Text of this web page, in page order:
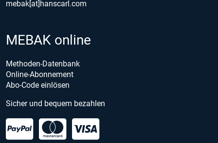
mebak[at]hanscarl.com
MEBAK online
Methoden-Datenbank
Online-Abonnement
Abo-Code einlösen
Sicher und bequem bezahlen